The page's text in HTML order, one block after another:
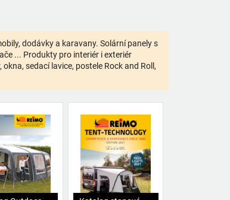
dodávky a karavany. Solární panely s
... Produkty pro interiér i exteriér
sedací lavice, postele Rock and Roll,